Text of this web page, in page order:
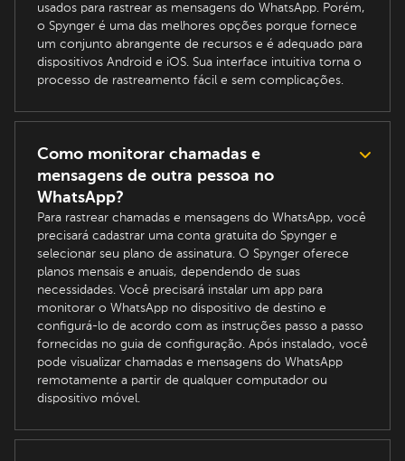
usados para rastrear as mensagens do WhatsApp. Porém,
o Spynger é uma das melhores opções porque fornece
um conjunto abrangente de recursos e é adequado para
dispositivos Android e iOS. Sua interface intuitiva torna o
processo de rastreamento fácil e sem complicações.
Como monitorar chamadas e
mensagens de outra pessoa no
WhatsApp?
Para rastrear chamadas e mensagens do WhatsApp, você
precisará cadastrar uma conta gratuita do Spynger e
selecionar seu plano de assinatura. O Spynger oferece
planos mensais e anuais, dependendo de suas
necessidades. Você precisará instalar um app para
monitorar o WhatsApp no dispositivo de destino e
configurá-lo de acordo com as instruções passo a passo
fornecidas no guia de configuração. Após instalado, você
pode visualizar chamadas e mensagens do WhatsApp
remotamente a partir de qualquer computador ou
dispositivo móvel.